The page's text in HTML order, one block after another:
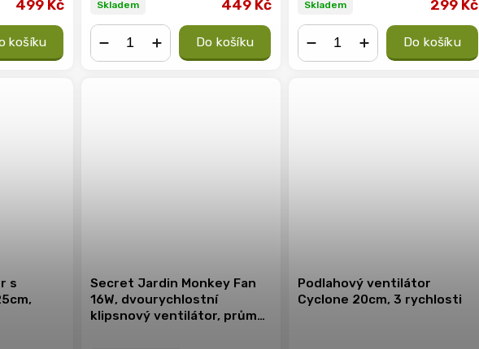
499 Kč
košíku
Skladem 449 Kč
Do košíku
Skladem 299 Kč
Do košíku
s
Secret Jardin Monkey Fan
16W, dvourychlostní
klipsnový ventilátor, průměr
Podlahový ventilátor
Cyclone 20cm, 3 rychlosti